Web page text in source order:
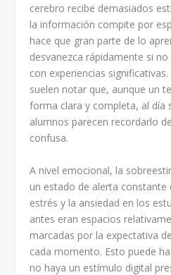
cerebro recibe demasiados
la información compite por
hace que gran parte de lo
desvanezca rápidamente si
con experiencias
suelen notar que, aunque un
forma clara y completa, al día
alumnos parecen recordarlo
confusa.
A nivel emocional, la
un estado de alerta constante
estrés y la ansiedad en los
antes eran espacios
marcadas por la expectativa
cada momento. Esto puede
no haya un estímulo digital